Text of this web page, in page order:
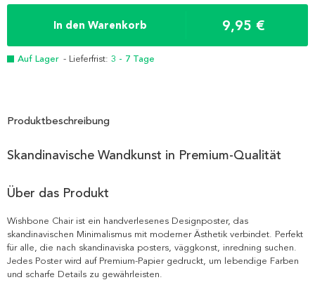
In den Warenkorb 9,95 €
Auf Lager - Lieferfrist: 3 - 7 Tage
Produktbeschreibung
Skandinavische Wandkunst in Premium-Qualität
Über das Produkt
Wishbone Chair ist ein handverlesenes Designposter, das
skandinavischen Minimalismus mit moderner Ästhetik verbindet. Perfekt
für alle, die nach skandinaviska posters, väggkonst, inredning suchen.
Jedes Poster wird auf Premium-Papier gedruckt, um lebendige Farben
und scharfe Details zu gewährleisten.